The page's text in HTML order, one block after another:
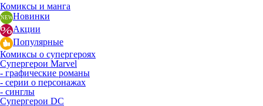
Комиксы и манга
Новинки
Акции
Популярные
Комиксы о супергероях
Супергерои Marvel
- графические романы
- серии о персонажах
- синглы
Супергерои DC